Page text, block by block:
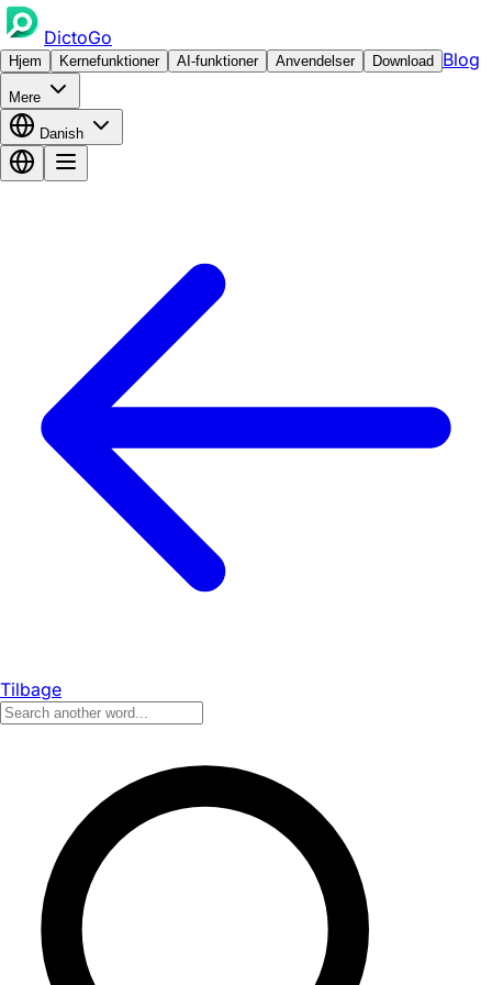
DictoGo
Hjem Kernefunktioner AI-funktioner Anvendelser Download Blog
Mere
Danish
Tilbage